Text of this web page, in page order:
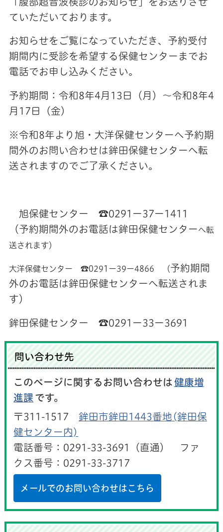
ていただいております。
お知らせをご覧になっていただき、 予約受付
期間内に受診を希望する保健センターまでお
電話でお申し込みください。
予約期間：令和8年4月13日（月）～令和8年4
月17日（金）
※令和8年より旭・大洋保健センターへ予約期
間外のお問い合わせは鉾田保健センターへ転
送されますのでご了承ください。
旭保健センター ☎0291ー37ー1411
（予約期間外のお電話は鉾田保健センターへ転
送されます）
大洋保健センター ☎0291ー39ー4866 （予約期間
外のお電話は鉾田保健センターへ転送されま
す）
鉾田保健センター ☎0291ー33ー3691
問い合わせ先
このページに関するお問い合わせは 健康増
進課 です。
〒311-1517 鉾田市鉾田1443番地(鉾田保
健センター内)
電話番号：0291-33-3691（直通） ファ
クス番号：0291-33-3717
メールでのお問い合わせはこちら